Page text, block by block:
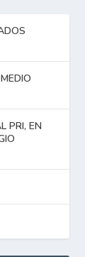
PRI, EN